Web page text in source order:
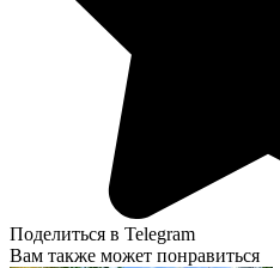
Поделиться в Telegram
Вам также может понравиться